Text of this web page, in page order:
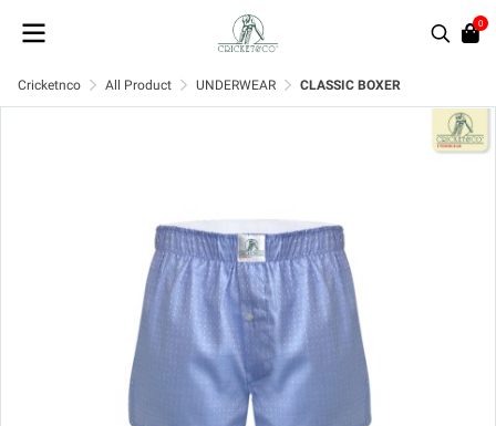
0
Cricketnco All Product UNDERWEAR CLASSIC BOXER